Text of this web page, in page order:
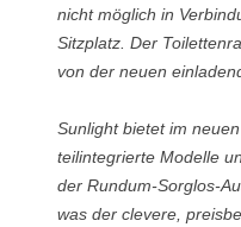
nicht möglich in
Sitzplatz. Der
von der neuen
Sunlight bietet im
teilintegrierte Modelle
der Rundum-Sorglos-
was der clevere,